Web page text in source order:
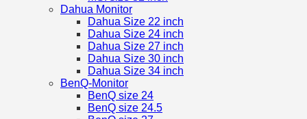
Dahua Monitor
Dahua Size 22 inch
Dahua Size 24 inch
Dahua Size 27 inch
Dahua Size 30 inch
Dahua Size 34 inch
BenQ-Monitor
BenQ size 24
BenQ size 24.5